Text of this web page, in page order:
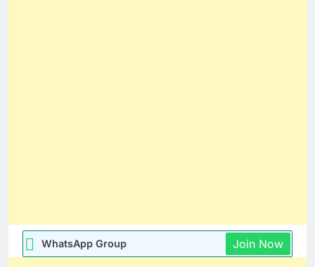
WhatsApp Group Join Now